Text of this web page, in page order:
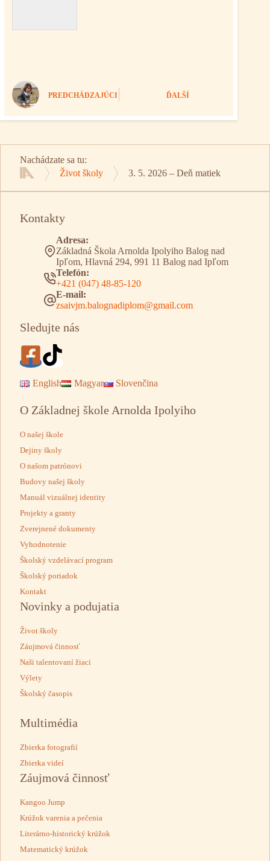
PREDCHÁDZAJÚCI ĎALŠÍ
Nachádzate sa tu:
Život školy 3. 5. 2026 – Deň matiek
Kontakty
Adresa:
Základná Škola Arnolda Ipolyiho Balog nad
Ipľom, Hlavná 294, 991 11 Balog nad Ipľom
Telefón:
+421 (047) 48-85-120
E-mail:
zsaivjm.balognadiplom@gmail.com
Sledujte nás
English Magyar Slovenčina
O Základnej škole Arnolda Ipolyiho
O našej škole
Dejiny školy
O našom patrónovi
Budovy našej školy
Manuál vizuálnej identity
Projekty a granty
Zverejnené dokumenty
Vyhodnotenie
Školský vzdelávací program
Školský poriadok
Kontakt
Novinky a podujatia
Život školy
Záujmová činnosť
Naši talentovaní žiaci
Výlety
Školský časopis
Multimédia
Zbierka fotografií
Zbierka videí
Záujmová činnosť
Kangoo Jump
Krúžok varenia a pečenia
Literárno-historický krúžok
Matematický krúžok